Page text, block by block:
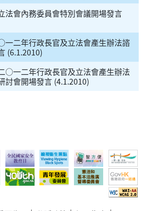
法會內務委員會特別會議開場發言
二年行政長官及立法會產生辦法諮
(6.1.2010)
○一二年行政長官及立法會產生辦法
討會開場發言 (4.1.2010)